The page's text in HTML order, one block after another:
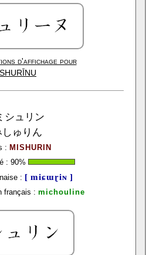
d'affichage pour
シュリン
しゅりん
: MISHURIN
: 90%
: [ miɕɯɽiɴ ]
français : michouline